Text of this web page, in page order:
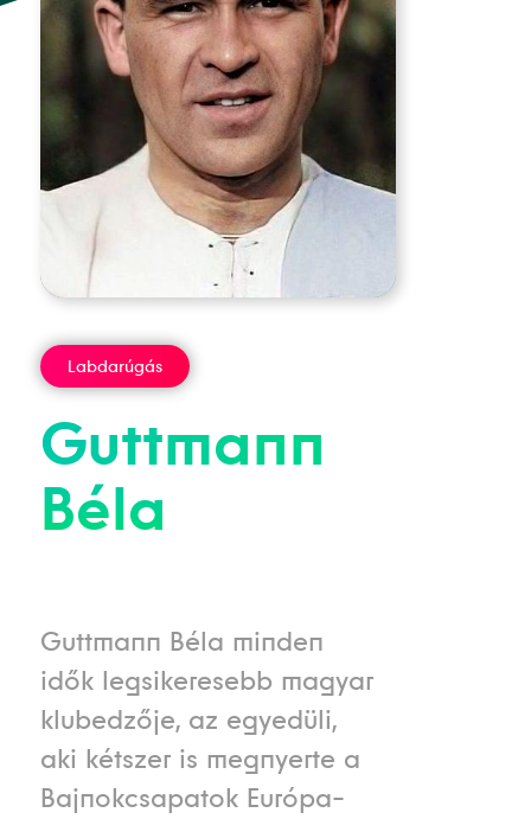
Labdarúgás
Guttmann
Béla
Guttmann Béla minden
idők legsikeresebb magyar
klubedzője, az egyedüli,
aki kétszer is megnyerte a
Bajnokcsapatok Európa-